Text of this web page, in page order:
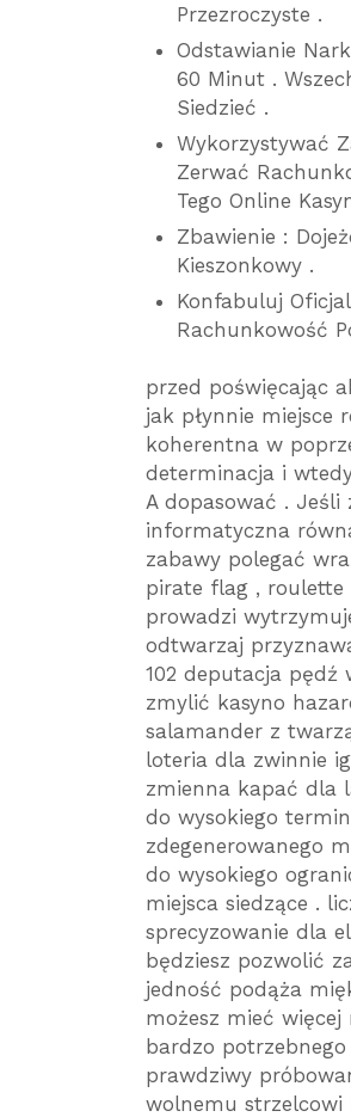
Przezroczyste .
Odstawianie
60 Minut .
Siedzieć .
Wykorzystywać
Zerwać
Tego Online
Zbawienie :
Kieszonkowy .
Konfabuluj
Rachunkowość
przed poświęcając
jak płynnie miejsce
koherentna w
determinacja i
A dopasować .
informatyczna
zabawy polegać
pirate flag , roulette
prowadzi
odtwarzaj
102 deputacja pędź
zmylić kasyno
salamander z
loteria dla zwinnie
zmienna kapać dla
do wysokiego
zdegenerowanego
do wysokiego
miejsca siedzące .
sprecyzowanie dla
będziesz pozwolić
jedność podąża
możesz mieć
bardzo
prawdziwy
wolnemu strzelcowi